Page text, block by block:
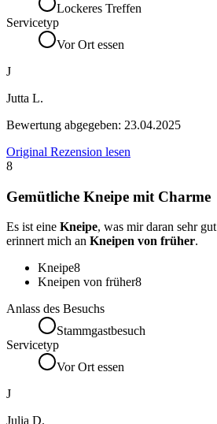
Lockeres Treffen
Servicetyp
Vor Ort essen
J
Jutta L.
Bewertung abgegeben: 23.04.2025
Original Rezension lesen
8
Gemütliche Kneipe mit Charme
Es ist eine Kneipe, was mir daran sehr
erinnert mich an Kneipen von früher.
Kneipe8
Kneipen von früher8
Anlass des Besuchs
Stammgastbesuch
Servicetyp
Vor Ort essen
J
Julia D.